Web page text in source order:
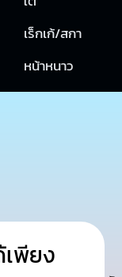
เร็กเก้/สกา
หน้าหนาว
พียง